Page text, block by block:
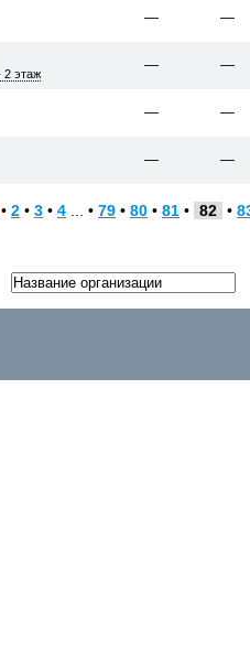
— —
2 этаж
— —
— —
— —
• 2 • 3 • 4 ... • 79 • 80 • 81 • 82 •